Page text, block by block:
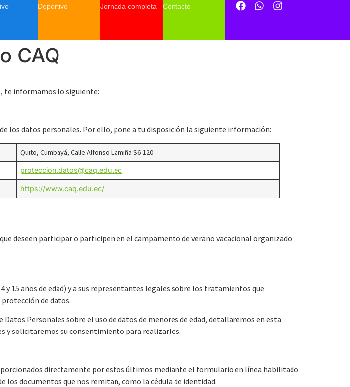
Deportivo Jornada completa Contacto
CAQ
te informamos lo siguiente:
los datos personales. Por ello, pone a tu disposición la siguiente información:
Quito, Cumbayá, Calle Alfonso Lamiña S6-120
proteccion.datos@caq.edu.ec
https://www.caq.edu.ec/
deseen participar o participen en el campamento de verano vacacional organizado
15 años de edad) y a sus representantes legales sobre los tratamientos que
de datos.
Personales sobre el uso de datos de menores de edad, detallaremos en esta
y solicitaremos su consentimiento para realizarlos.
directamente por estos últimos mediante el formulario en línea habilitado
documentos que nos remitan, como la cédula de identidad.